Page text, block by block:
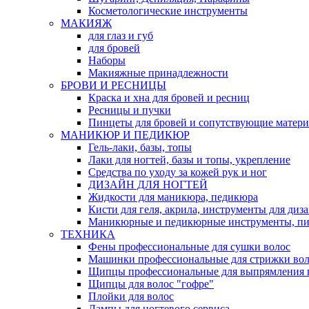
Косметологические инструменты
МАКИЯЖ
для глаз и губ
для бровей
Наборы
Макияжные принадлежности
БРОВИ И РЕСНИЦЫ
Краска и хна для бровей и ресниц
Ресницы и пучки
Пинцеты для бровей и сопутствующие
МАНИКЮР И ПЕДИКЮР
Гель-лаки, базы, топы
Лаки для ногтей, базы и топы, укрепление
Средства по уходу за кожей рук и ног
ДИЗАЙН ДЛЯ НОГТЕЙ
Жидкости для маникюра, педикюра
Кисти для геля, акрила, инструменты для
Маникюрные и педикюрные инструменты,
ТЕХНИКА
Фены профессиональные для сушки волос
Машинки профессиональные для стрижки
Щипцы профессиональные для выпрямления
Щипцы для волос "гофре"
Плойки для волос